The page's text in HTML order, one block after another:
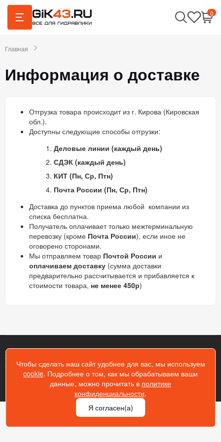
0
Главная
Информация о доставке
Отгрузка товара происходит из г. Кирова (Кировская
обл.).
Доступны следующие способы отгрузки:
Деловые линии (каждый день)
СДЭК (каждый день)
КИТ (Пн, Ср, Птн)
Почта России (Пн, Ср, Птн)
Доставка до пунктов приема любой компании из
списка бесплатна.
Получатель оплачивает только межтерминальную
перевозку (кроме Почта России), если иное не
оговорено сторонами.
Мы отправляем товар Почтой России и
оплачиваем доставку (сумма доставки
предварительно рассчитывается и прибавляется к
стоимости товара, не менее 450р)
2026 Gik43.ru © Гидрокомплект - копирование информации
запрещено!
Чтобы сделать наш сайт удобнее для вас, мы используем
cookie. Подробнее о том, как мы обрабатываем ваши
данные, можно прочитать в политике
конфиденциальности.
Я согласен(а)